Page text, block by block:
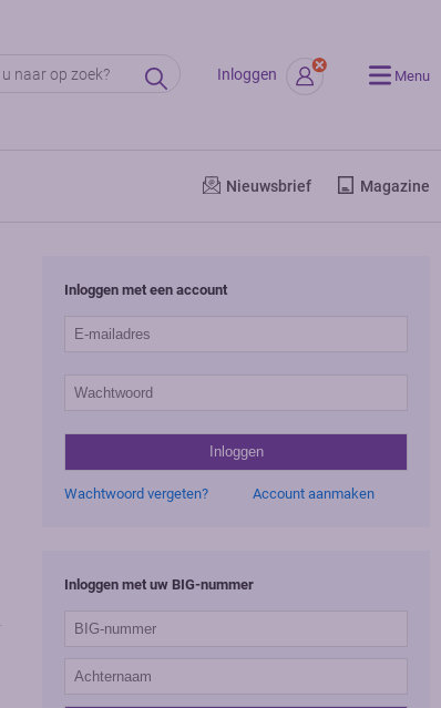
Inloggen Menu
Nieuwsbrief Magazine
Inloggen met een account
Wachtwoord vergeten? Account aanmaken
Inloggen met uw BIG-nummer